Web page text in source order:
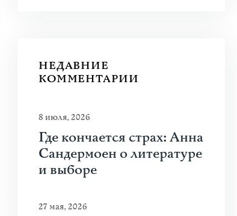
НЕДАВНИЕ
КОММЕНТАРИИ
8 июля, 2026
Где кончается страх: Анна
Сандермоен о литературе
и выборе
27 мая, 2026